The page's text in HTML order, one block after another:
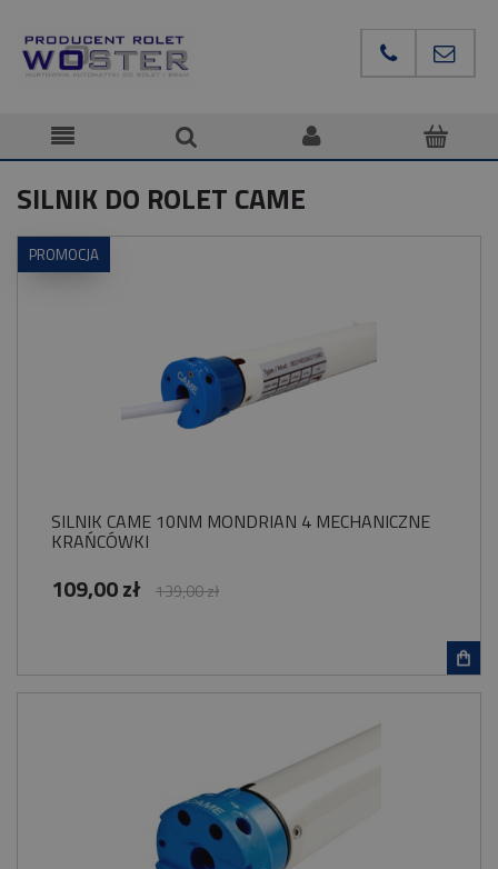
SILNIK DO ROLET CAME
SILNIK CAME 10NM MONDRIAN 4 MECHANICZNE
KRAŃCÓWKI
109,00 zł 139,00 zł
PROMOCJA